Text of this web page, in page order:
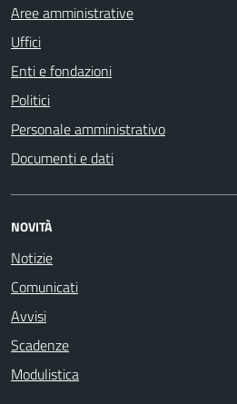
Aree amministrative
Uffici
Enti e fondazioni
Politici
Personale amministrativo
Documenti e dati
NOVITÀ
Notizie
Comunicati
Avvisi
Scadenze
Modulistica